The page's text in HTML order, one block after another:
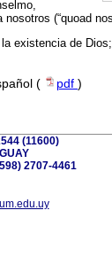
(“quoad
existencia de
( pdf )
(11600)
2707-4461